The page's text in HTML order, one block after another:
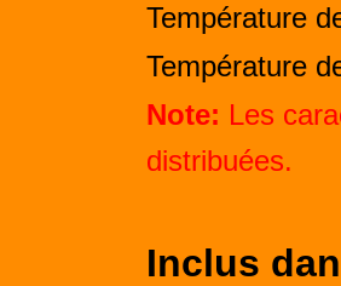
Température
Température
Note: Les
distribuées.
Inclus